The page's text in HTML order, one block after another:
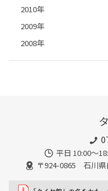
2010年
2009年
2008年
平日 10:00～
〒924-0865 石川県